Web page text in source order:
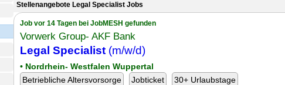
Stellenangebote Legal Specialist Jobs
Job vor 14 Tagen bei JobMESH gefunden
Vorwerk Group- AKF Bank
Legal Specialist (m/w/d)
• Nordrhein- Westfalen Wuppertal
Betriebliche Altersvorsorge
Jobticket 30+ Urlaubstage